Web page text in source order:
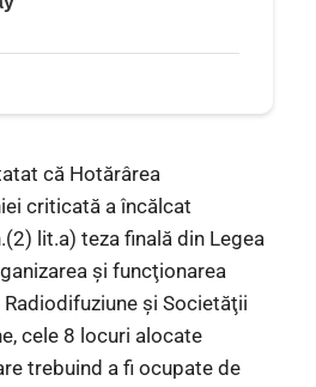
că Hotărârea
criticată a încălcat
lit.a) teza finală din Legea
şi funcţionarea
şi Societăţii
cele 8 locuri alocate
trebuind a fi ocupate de